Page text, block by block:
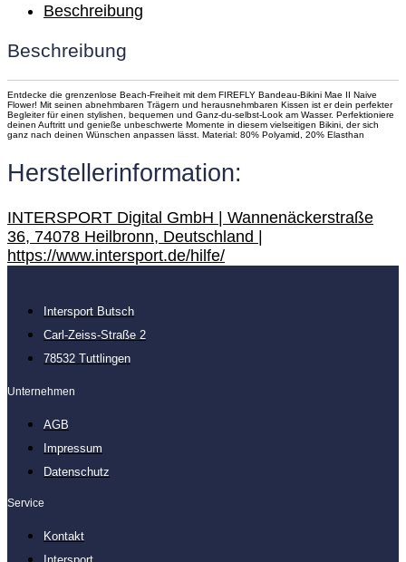
Beschreibung
Beschreibung
Entdecke die grenzenlose Beach-Freiheit mit dem FIREFLY Bandeau-Bikini Mae II Naive
Flower! Mit seinen abnehmbaren Trägern und herausnehmbaren Kissen ist er dein perfekter
Begleiter für einen stylishen, bequemen und Ganz-du-selbst-Look am Wasser. Perfektioniere
deinen Auftritt und genieße unbeschwerte Momente in diesem vielseitigen Bikini, der sich
ganz nach deinen Wünschen anpassen lässt. Material: 80% Polyamid, 20% Elasthan
Herstellerinformation:
INTERSPORT Digital GmbH | Wannenäckerstraße
36, 74078 Heilbronn, Deutschland |
https://www.intersport.de/hilfe/
Intersport Butsch
Carl-Zeiss-Straße 2
78532 Tuttlingen
Unternehmen
AGB
Impressum
Datenschutz
Service
Kontakt